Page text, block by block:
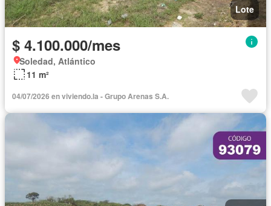
Lote
$ 4.100.000/mes
Soledad, Atlántico
11 m²
04/07/2026 en viviendo.la - Grupo Arenas S.A.